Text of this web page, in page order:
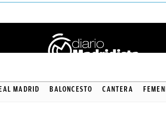
MADRID BALONCESTO CANTERA